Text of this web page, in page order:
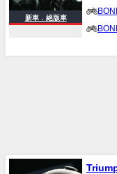
新車．絕版車